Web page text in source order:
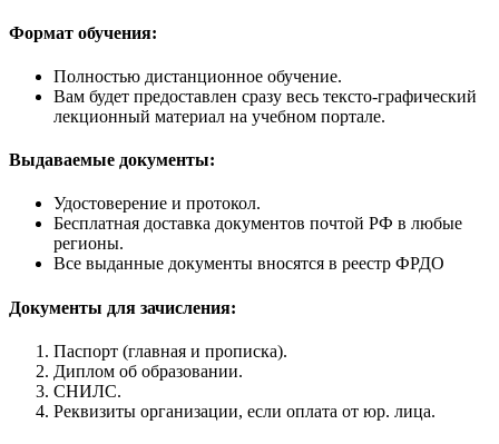
Формат обучения:
Полностью дистанционное обучение.
Вам будет предоставлен сразу весь тексто-графический
лекционный материал на учебном портале.
Выдаваемые документы:
Удостоверение и протокол.
Бесплатная доставка документов почтой РФ в любые
регионы.
Все выданные документы вносятся в реестр ФРДО
Документы для зачисления:
Паспорт (главная и прописка).
Диплом об образовании.
СНИЛС.
Реквизиты организации, если оплата от юр. лица.